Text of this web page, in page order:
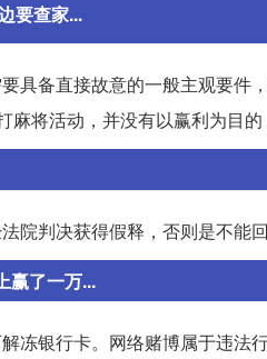
要查家...
具备直接故意的一般主观要
将活动，并没有以赢利为目的
院判决获得假释，否则是不能回
赢了一万...
冻银行卡。网络赌博属于违法